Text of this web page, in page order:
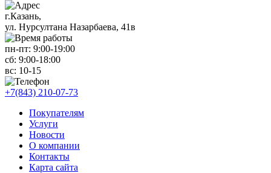
г.Казань,
ул. Нурсултана Назарбаева, 41в
пн-пт: 9:00-19:00
сб: 9:00-18:00
вс: 10-15
+7(843) 210-07-73
Покупателям
Услуги
Новости
О компании
Контакты
Карта сайта